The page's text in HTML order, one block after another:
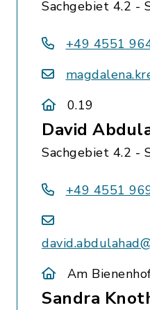
Sachgebiet 4.2 -
+49 4551
0.19
David
Sachgebiet 4.2 -
+49 4551
Am
Sandra